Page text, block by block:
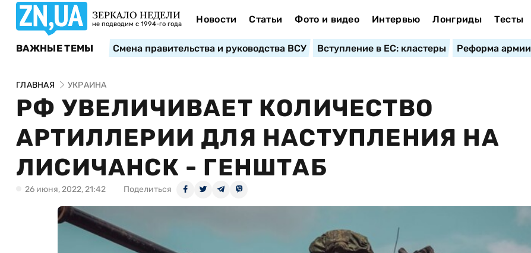
ЗЕРКАЛО НЕДЕЛИ
не подводим с 1994-го года Новости Статьи Фото и видео Интервью Лонгриды Тесты
ВАЖНЫЕ ТЕМЫ Смена правительства и руководства ВСУ Вступление в ЕС: кластеры Реформа армии
ГЛАВНАЯ УКРАИНА
РФ УВЕЛИЧИВАЕТ КОЛИЧЕСТВО
АРТИЛЛЕРИИ ДЛЯ НАСТУПЛЕНИЯ НА
ЛИСИЧАНСК - ГЕНШТАБ
26 июня, 2022, 21:42 Поделиться